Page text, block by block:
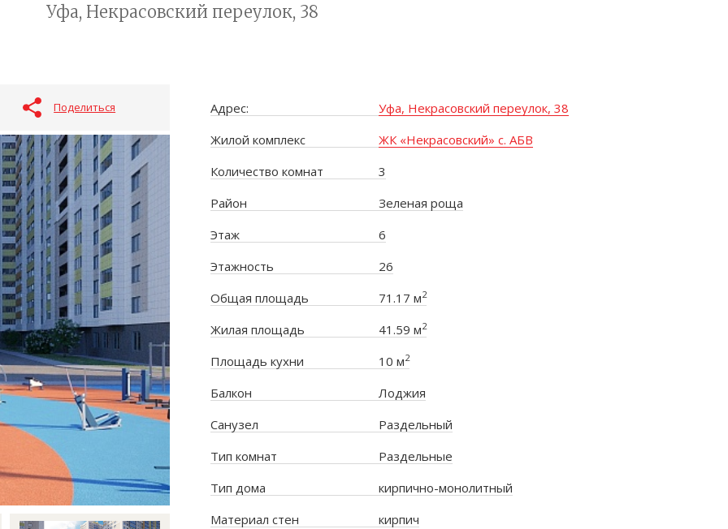
Уфа, Некрасовский переулок, 38
Поделиться Адрес:
Уфа, Некрасовский переулок, 38
Жилой комплекс
ЖК «Некрасовский» с. АБВ
Количество комнат
3
Район
Зеленая роща
Этаж
6
Этажность
26
Общая площадь
71.17 м2
Жилая площадь 41.59 м2
Площадь кухни 10 м2
Балкон
Лоджия
Санузел
Раздельный
Тип комнат
Раздельные
Тип дома
кирпично-монолитный
Материал стен
кирпич